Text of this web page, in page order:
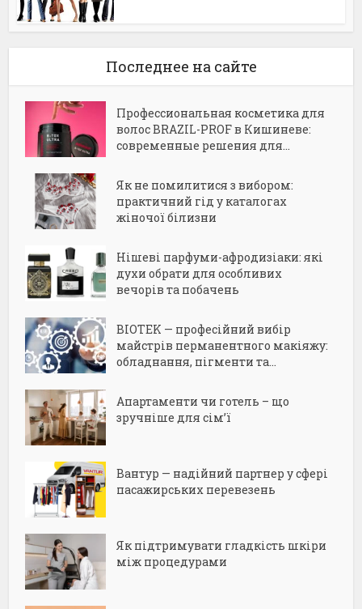
Последнее на сайте
Профессиональная косметика для
волос BRAZIL-PROF в Кишиневе:
современные решения для...
Як не помилитися з вибором:
практичний гід у каталогах
жіночої білизни
Нішеві парфуми-афродизіаки: які
духи обрати для особливих
вечорів та побачень
BIOTEK — професійний вибір
майстрів перманентного макіяжу:
обладнання, пігменти та...
Апартаменти чи готель – що
зручніше для сім’ї
Вантур — надійний партнер у сфері
пасажирських перевезень
Як підтримувати гладкість шкіри
між процедурами